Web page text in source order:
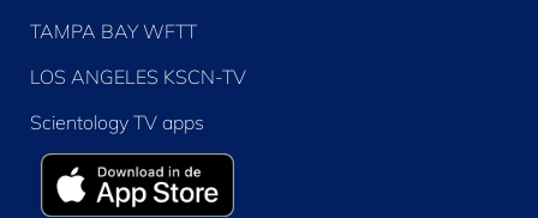
TAMPA BAY WFTT
LOS ANGELES KSCN-TV
Scientology TV apps